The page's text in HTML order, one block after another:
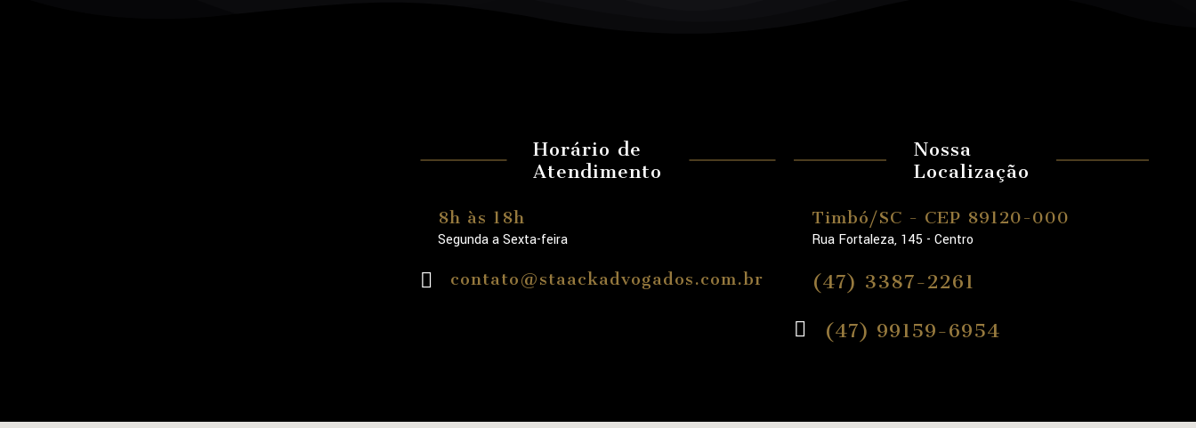
Horário de
Atendimento
8h às 18h
Segunda a Sexta-feira
contato@staackadvogados.com.br
Nossa
Localização
Timbó/SC - CEP 89120-000
Rua Fortaleza, 145 - Centro
(47) 3387-2261
(47) 99159-6954